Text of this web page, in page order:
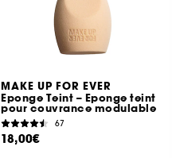
MAKE UP FOR EVER
Eponge Teint – Eponge teint
pour couvrance modulable
67
18,00€